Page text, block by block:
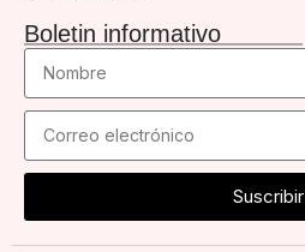
Boletin informativo
Suscribir